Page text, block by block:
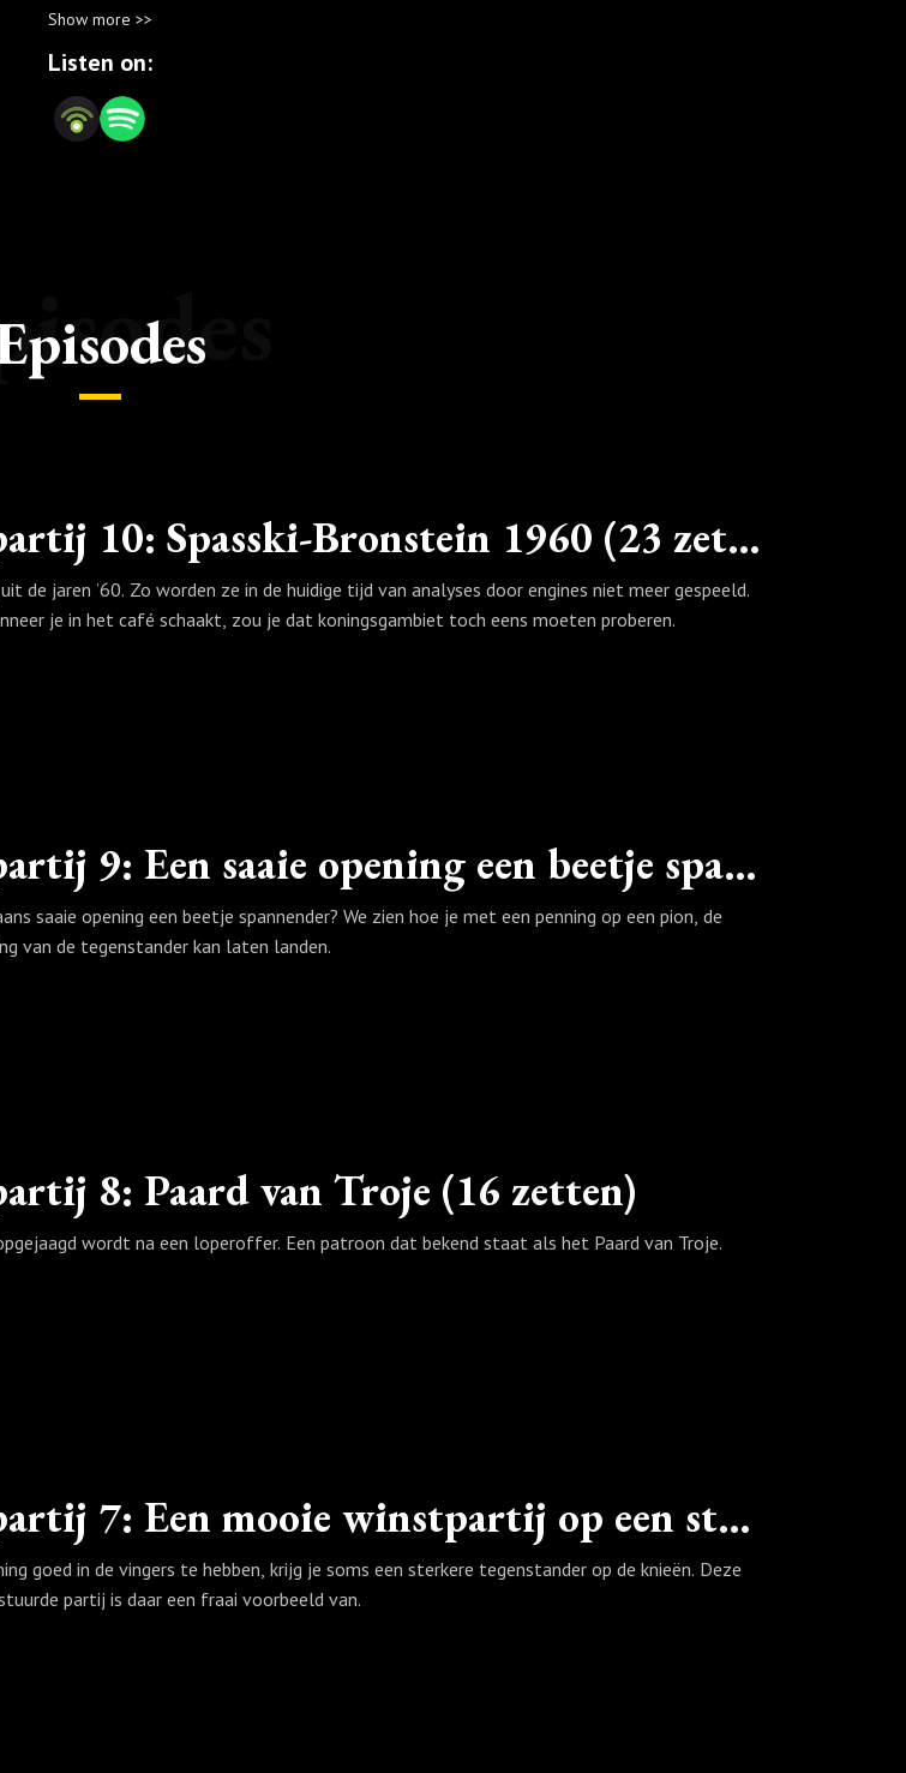
al visualiserend en vooruitdenkend, zonder schaakbord.
Show more >>
Listen on:
Spektakelpartij 10: Spasski-Bronstein 1960 (23 zetten)
de jaren ’60. Zo worden ze in de huidige tijd van analyses door engines niet meer gespeeld.
je in het café schaakt, zou je dat koningsgambiet toch eens moeten proberen.
Spektakelpartij 9: Een saaie opening een beetje spannender maken (18 zetten)
saaie opening een beetje spannender? We zien hoe je met een penning op een pion, de
van de tegenstander kan laten landen.
8: Paard van Troje (16 zetten)
wordt na een loperoffer. Een patroon dat bekend staat als het Paard van Troje.
Spektakelpartij 7: Een mooie winstpartij op een sterkere tegenstander (13 zetten)
goed in de vingers te hebben, krijg je soms een sterkere tegenstander op de knieën. Deze
partij is daar een fraai voorbeeld van.